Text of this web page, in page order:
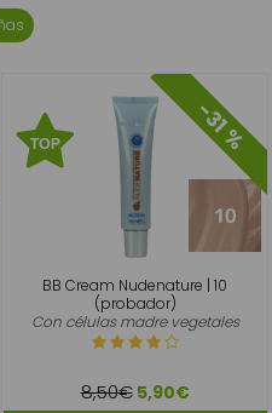
BB Cream Nudenature | 10
(probador)
Con células madre vegetales
-31 %
8,50€ 5,90€